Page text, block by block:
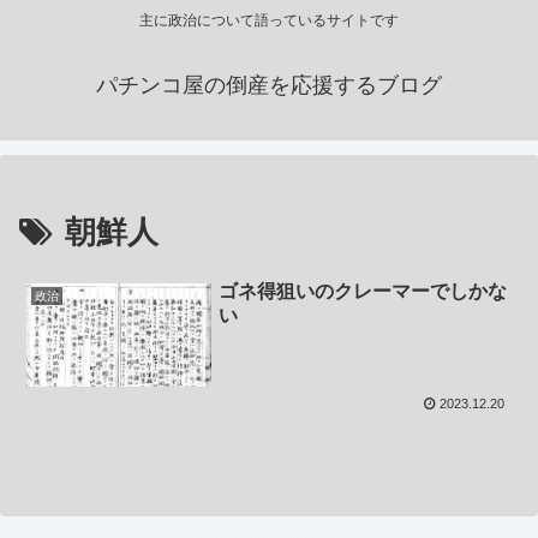
主に政治について語っているサイトです
パチンコ屋の倒産を応援するブログ
朝鮮人
政治
ゴネ得狙いのクレーマーでしかな
い
2023.12.20